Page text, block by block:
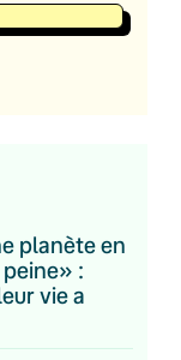
planète en
:
vie a